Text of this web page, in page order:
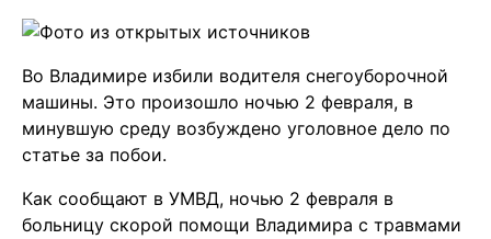
Во Владимире избили водителя снегоуборочной
машины. Это произошло ночью 2 февраля, в
минувшую среду возбуждено уголовное дело по
статье за побои.
Как сообщают в УМВД, ночью 2 февраля в
больницу скорой помощи Владимира с травмами